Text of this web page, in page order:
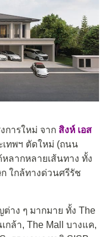
การใหม่ จาก สิงห์ เอส
เทพฯ ตัดใหม่ (ถนน
ลากหลายเส้นทาง ทั้ง
ใกล้ทางด่วนศรีรัช
าง ๆ มากมาย ทั้ง The
กล้า, The Mall บางแค,